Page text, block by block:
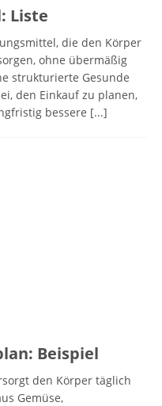
Liste
die den Körper
ohne übermäßig
strukturierte Gesunde
den Einkauf zu planen,
bessere [...]
Beispiel
den Körper täglich
Gemüse,